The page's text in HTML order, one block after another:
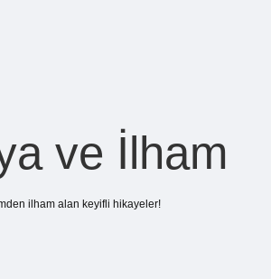
ve İlham
ilham alan keyifli hikayeler!